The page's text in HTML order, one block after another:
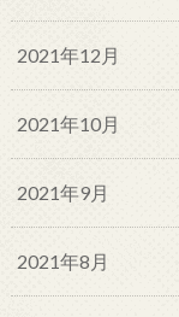
2021年12月
2021年10月
2021年9月
2021年8月